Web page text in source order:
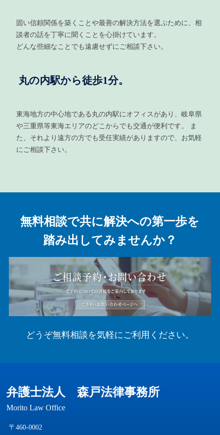
固い信頼関係を築くことや最善の解決方法を選ぶために、相
談者の話を丁寧に聞くことを心掛けています。
どんな些細なことでも遠慮せずにご相談下さい。
丸の内駅から徒歩1分。
東海地方の中心地である丸の内駅にオフィスがあり、岐阜県
や三重県等東海エリアのどこからでも交通が便利です。 ま
た、それより遠方の方でも受任実績がありますので、お気軽
にご相談下さい。
無料相談で共に解決への第一歩を
踏み出してみませんか？
どうぞ無料相談を気軽にご利用ください。
弁護士法人 森戸法律事務所
Morito Law Office
〒460-0002